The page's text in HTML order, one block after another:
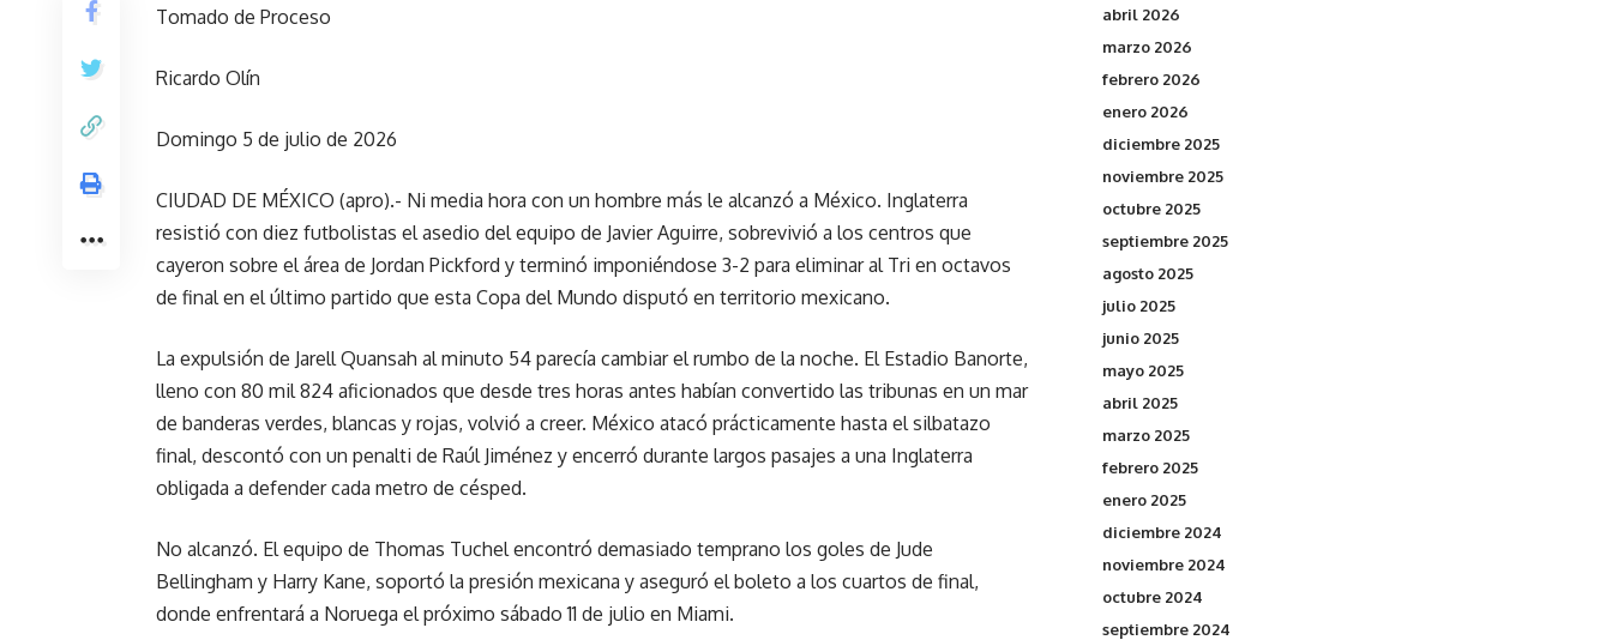
Tomado de Proceso
Ricardo Olín
Domingo 5 de julio de 2026
CIUDAD DE MÉXICO (apro).- Ni media hora con un hombre más le alcanzó a México. Inglaterra
resistió con diez futbolistas el asedio del equipo de Javier Aguirre, sobrevivió a los centros que
cayeron sobre el área de Jordan Pickford y terminó imponiéndose 3-2 para eliminar al Tri en octavos
de final en el último partido que esta Copa del Mundo disputó en territorio mexicano.
La expulsión de Jarell Quansah al minuto 54 parecía cambiar el rumbo de la noche. El Estadio Banorte,
lleno con 80 mil 824 aficionados que desde tres horas antes habían convertido las tribunas en un mar
de banderas verdes, blancas y rojas, volvió a creer. México atacó prácticamente hasta el silbatazo
final, descontó con un penalti de Raúl Jiménez y encerró durante largos pasajes a una Inglaterra
obligada a defender cada metro de césped.
No alcanzó. El equipo de Thomas Tuchel encontró demasiado temprano los goles de Jude
Bellingham y Harry Kane, soportó la presión mexicana y aseguró el boleto a los cuartos de final,
donde enfrentará a Noruega el próximo sábado 11 de julio en Miami.
abril 2026
marzo 2026
febrero 2026
enero 2026
diciembre 2025
noviembre 2025
octubre 2025
septiembre 2025
agosto 2025
julio 2025
junio 2025
mayo 2025
abril 2025
marzo 2025
febrero 2025
enero 2025
diciembre 2024
noviembre 2024
octubre 2024
septiembre 2024